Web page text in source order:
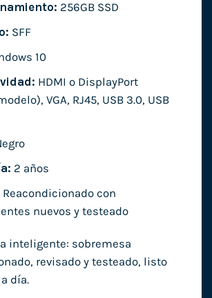
256GB SSD
SFF
10
HDMI o DisplayPort
VGA, RJ45, USB 3.0, USB
2 años
Reacondicionado con
nuevos y testeado
inteligente: sobremesa
revisado y testeado, listo
día.